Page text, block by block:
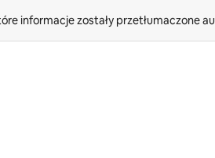
informacje zostały przetłumaczone